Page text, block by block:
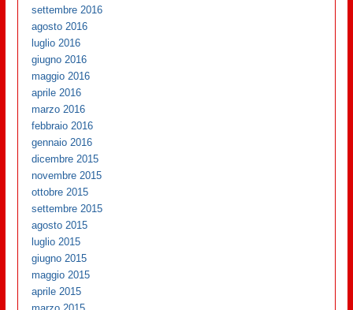
settembre 2016
agosto 2016
luglio 2016
giugno 2016
maggio 2016
aprile 2016
marzo 2016
febbraio 2016
gennaio 2016
dicembre 2015
novembre 2015
ottobre 2015
settembre 2015
agosto 2015
luglio 2015
giugno 2015
maggio 2015
aprile 2015